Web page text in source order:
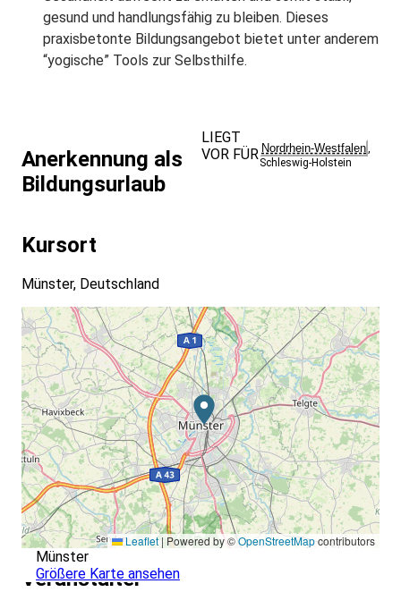
gesund und handlungsfähig zu bleiben. Dieses
praxisbetonte Bildungsangebot bietet unter anderem
“yogische” Tools zur Selbsthilfe.
Anerkennung als
Bildungsurlaub
LIEGT
VOR FÜR Nordrhein-Westfalen,
Schleswig-Holstein
Kursort
Münster, Deutschland
Leaflet | Powered by ©OpenStreetMapcontributors
Münster
Größere Karte ansehen
Veranstalter